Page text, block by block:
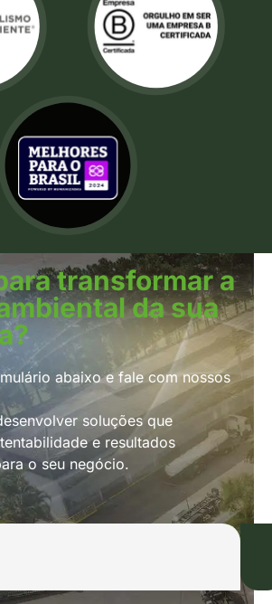
transformar a
da sua
abaixo e fale com nossos
soluções que
e resultados
o seu negócio.